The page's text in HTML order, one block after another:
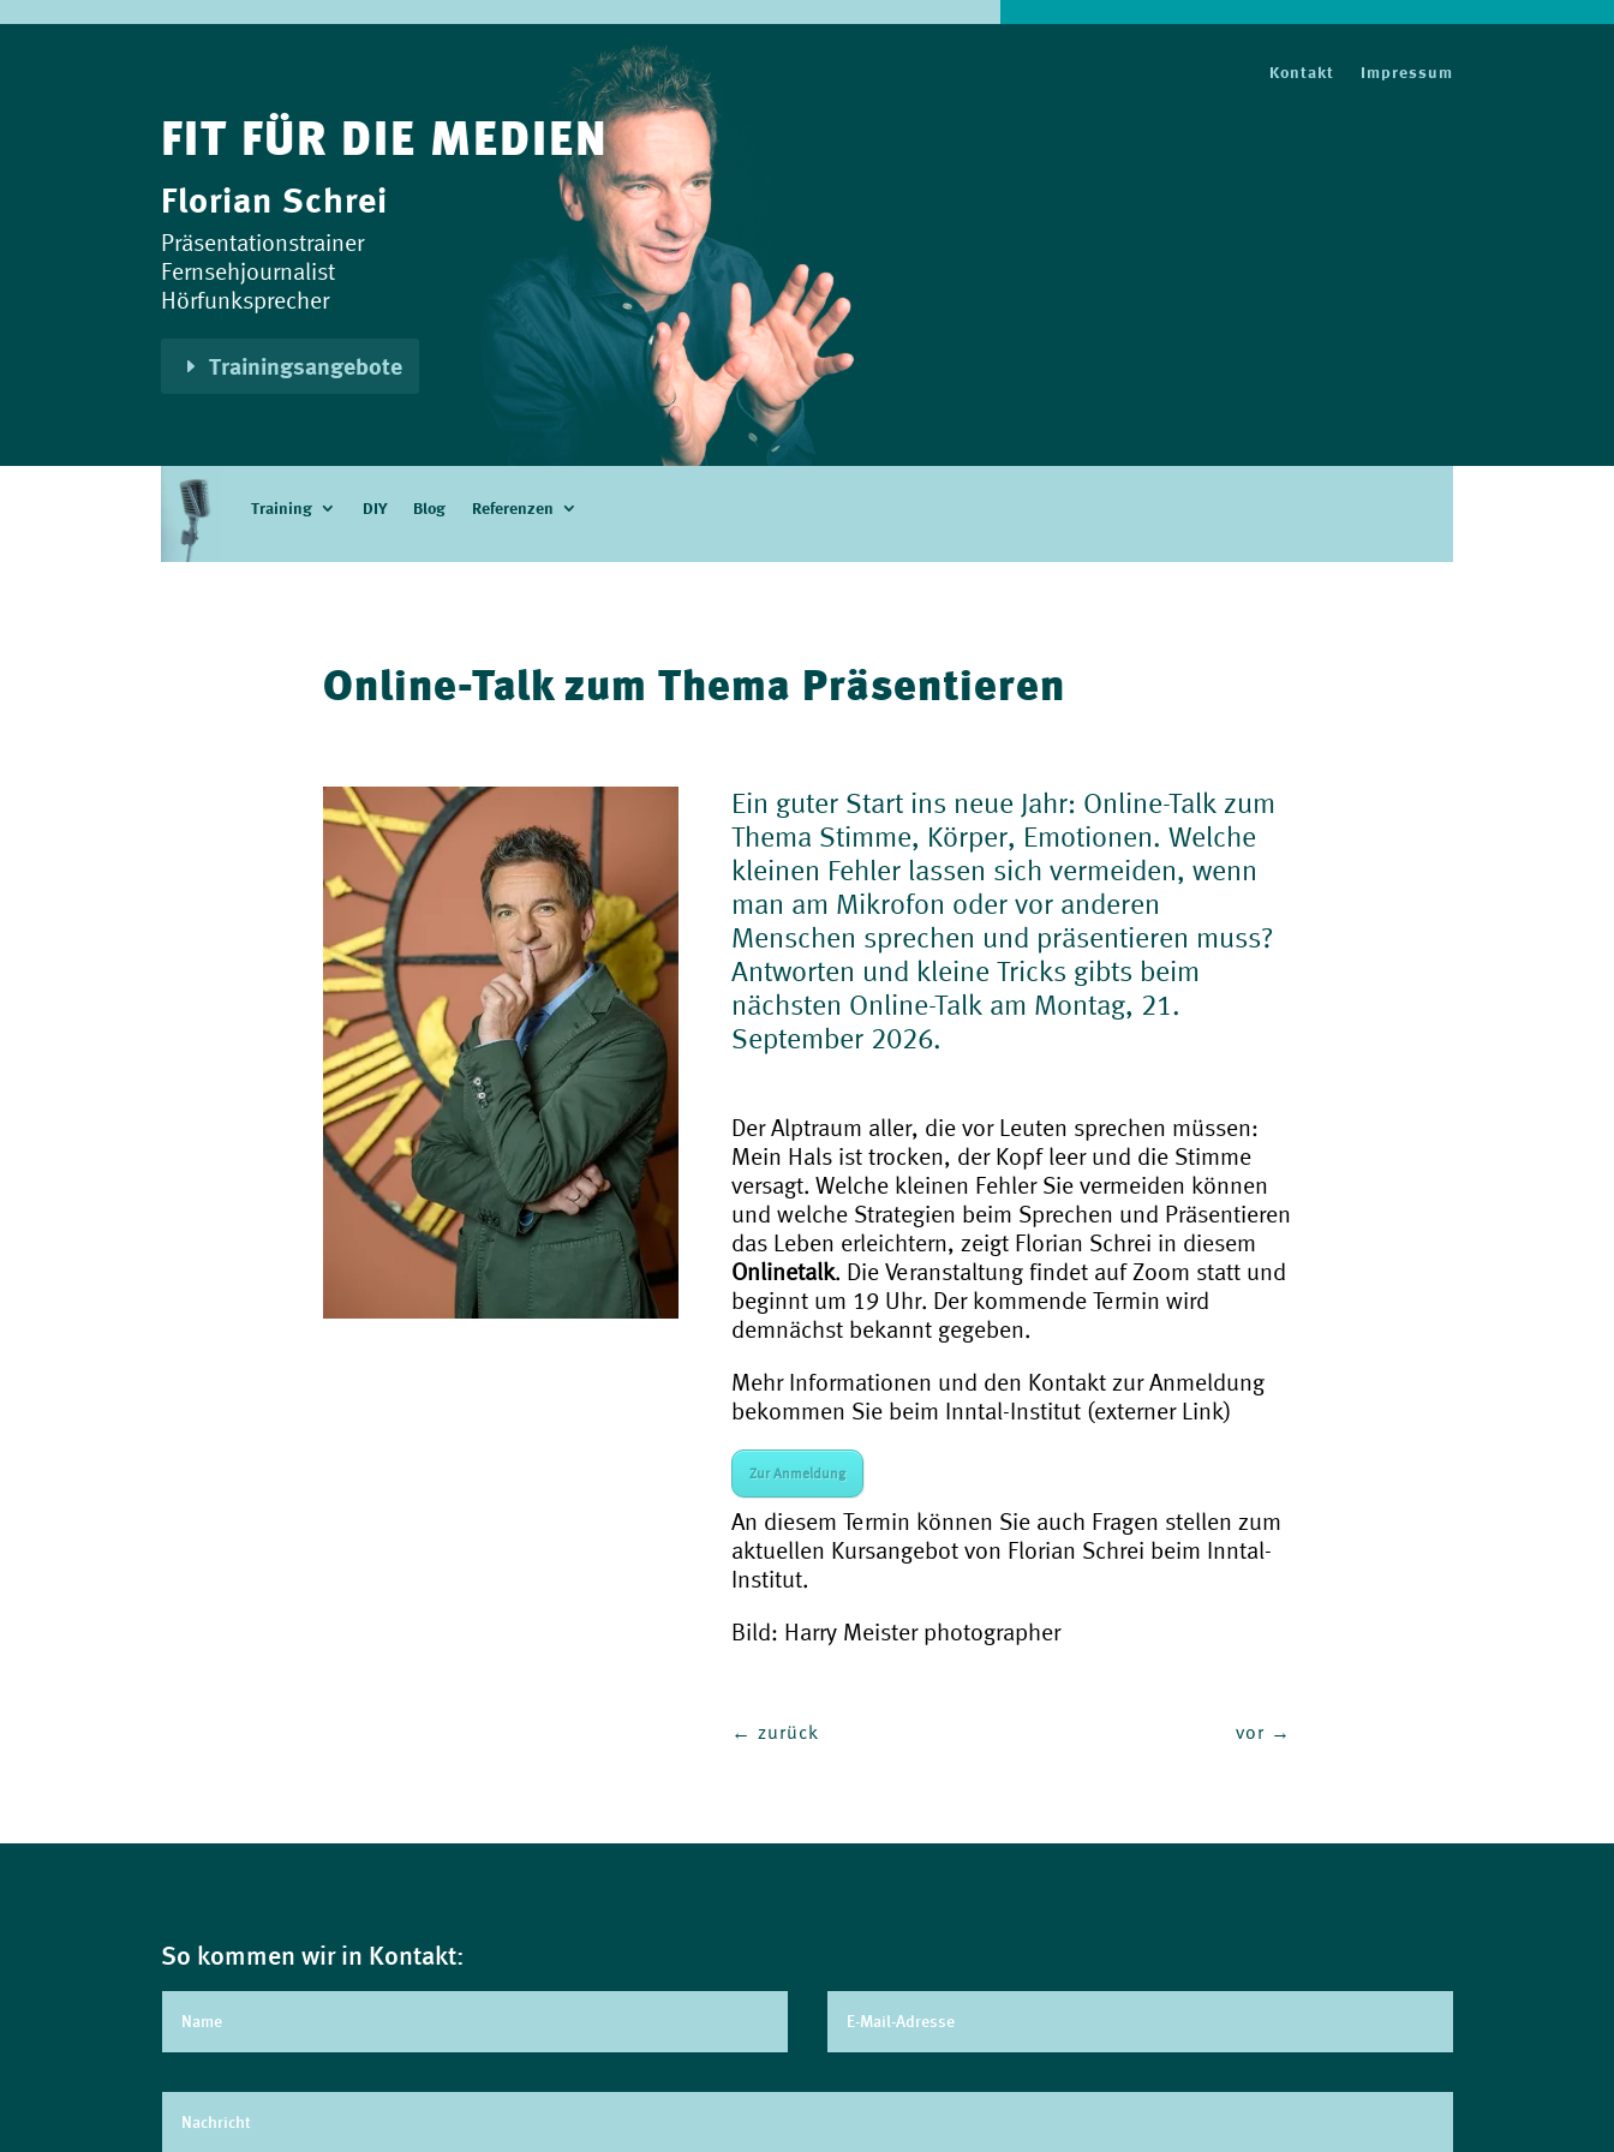
Kontakt Impressum
FIT FÜR DIE MEDIEN
Florian Schrei
Präsentationstrainer
Fernsehjournalist
Hörfunksprecher
Trainingsangebote
Training DIY Blog Referenzen
Online-Talk zum Thema Präsentieren
Ein guter Start ins neue Jahr: Online-Talk zum
Thema Stimme, Körper, Emotionen. Welche
kleinen Fehler lassen sich vermeiden, wenn
man am Mikrofon oder vor anderen
Menschen sprechen und präsentieren muss?
Antworten und kleine Tricks gibts beim
nächsten Online-Talk am Montag, 21.
September 2026.
Der Alptraum aller, die vor Leuten sprechen müssen:
Mein Hals ist trocken, der Kopf leer und die Stimme
versagt. Welche kleinen Fehler Sie vermeiden können
und welche Strategien beim Sprechen und Präsentieren
das Leben erleichtern, zeigt Florian Schrei in diesem
Onlinetalk. Die Veranstaltung findet auf Zoom statt und
beginnt um 19 Uhr. Der kommende Termin wird
demnächst bekannt gegeben.
Mehr Informationen und den Kontakt zur Anmeldung
bekommen Sie beim Inntal-Institut (externer Link)
Zur Anmeldung
An diesem Termin können Sie auch Fragen stellen zum
aktuellen Kursangebot von Florian Schrei beim Inntal-
Institut.
Bild: Harry Meister photographer
← zurück vor →
So kommen wir in Kontakt: